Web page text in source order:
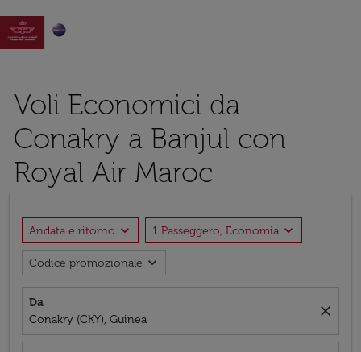

Voli Economici da
Conakry a Banjul con
Royal Air Maroc
Andata e ritorno expand_more 1 Passeggero, Economia expand_more
Codice promozionale expand_more
Da
Conakry (CKY), Guinea
close